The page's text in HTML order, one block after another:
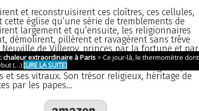
et reconstruisirent ces cloîtres, ces cellules,
église qu’une série de tremblements de
largement et qu’ensuite, les religionnaires
démolirent, pillèrent et ravagèrent sans trêve
de Villeroy, princes par la fortune et par
des plus magnifiquement pourvues de la
reconstruite et décorée, se distinguait par
et ses vitraux. Son trésor religieux, héritage de
par les papes...